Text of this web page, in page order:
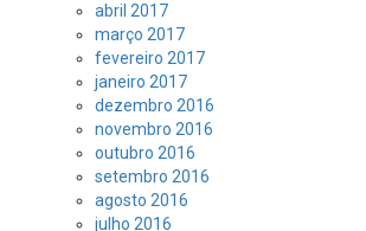
abril 2017
março 2017
fevereiro 2017
janeiro 2017
dezembro 2016
novembro 2016
outubro 2016
setembro 2016
agosto 2016
julho 2016